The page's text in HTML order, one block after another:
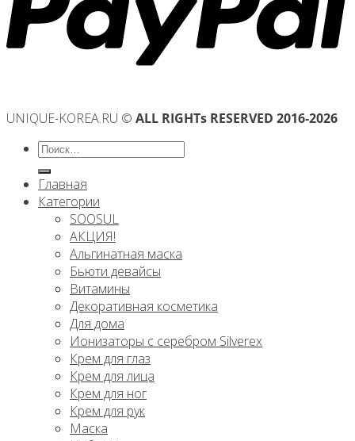
UNIQUE-KOREA.RU © ALL RIGHTs RESERVED 2016-2026
Искать:
Главная
Категории
SOOSUL
АКЦИЯ!
Альгинатная маска
Бьюти девайсы
Витамины
Декоративная косметика
Для дома
Ионизаторы с серебром Silverex
Крем для глаз
Крем для лица
Крем для ног
Крем для рук
Маска